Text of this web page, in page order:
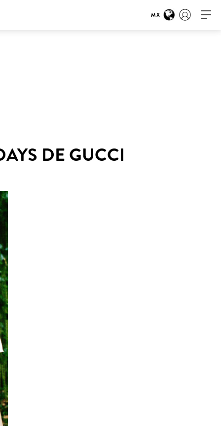
MX
DE GUCCI